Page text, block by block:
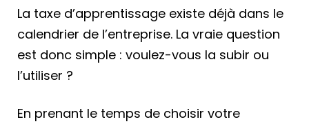
La taxe d’apprentissage existe déjà dans le
calendrier de l’entreprise. La vraie question
est donc simple : voulez-vous la subir ou
l’utiliser ?
En prenant le temps de choisir votre